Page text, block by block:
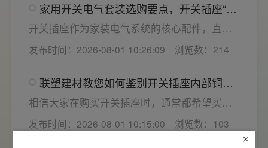
家用开关电气套装选购要点，开关插座“七
看”甄选技巧
开关插座作为家装电气系统的核心配件，直接
决定居家用电的安全性与实用性，选材好坏影
响着长期居住体验。想要一站式搞定全屋电气
关键。联塑建材总结专业选购“七看”技巧，帮大
家精准避坑，挑选安全耐用的开关插座产品。
发布时间：2026-08-01 10:26:09 浏览数：214
联塑建材教您如何鉴别开关插座内部铜片
质量
相信大家在购买开关插座时，通常都希望买到
一款寿命长，质量好的产品，那么对于开关插
座而言，其里面的铜片好坏就直接决定了它的
发布时间：2026-08-01 10:15:00 浏览数：103